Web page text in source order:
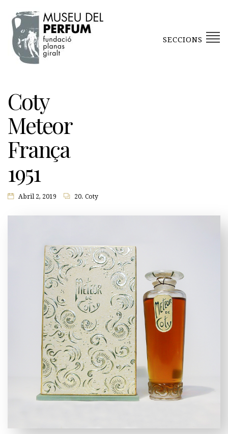
SECCIONS
Coty
Meteor
França
1951
Abril 2, 2019 20. Coty